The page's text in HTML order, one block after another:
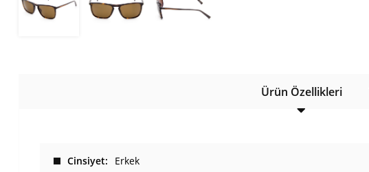
Ürün Özellikleri
Cinsiyet
Erkek